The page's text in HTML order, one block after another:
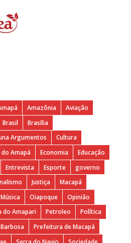
Amazônia
Aviação
Brasil
Brasília
Argumentos
Cultura
Amapá Economia
Educação
Entrevista Esporte
governo
Justiça
Macapá
Música Oiapoque
Opinião
do Amapari Petroleo
Política
Prefeitura de Macapá